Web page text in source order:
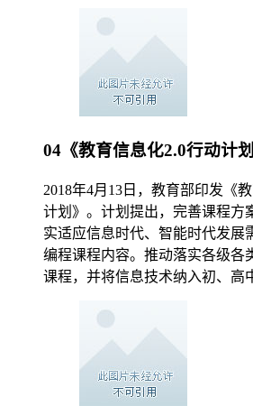
04《教育信息化2.0行动计划
2018年4月13日，教育部印发《
计划》。计划提出，完善课程方
实适应信息时代、智能时代发展
编程课程内容。推动落实各级各
课程，并将信息技术纳入初、高